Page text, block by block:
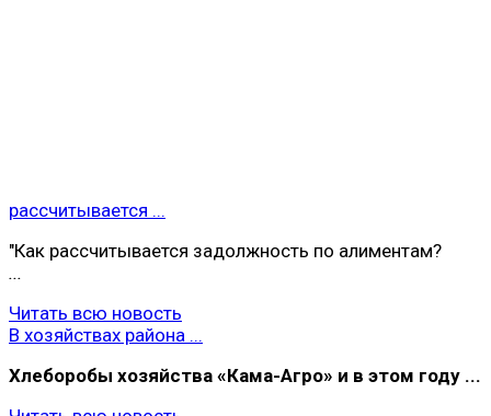
рассчитывается ...
"Как рассчитывается задолжность по алиментам?
...
Читать всю новость
В хозяйствах района ...
Хлеборобы хoзяйства «Кама-Агро» и в этом году ...